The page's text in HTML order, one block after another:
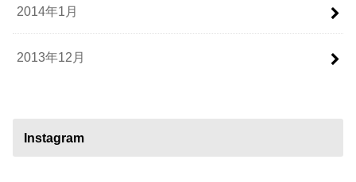
2014年1月
2013年12月
Instagram